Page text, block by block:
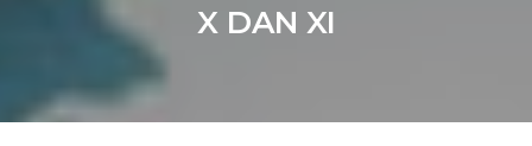
X DAN XI